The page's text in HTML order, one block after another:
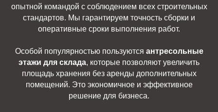
опытной командой с соблюдением всех строительных
стандартов. Мы гарантируем точность сборки и
оперативные сроки выполнения работ.
Особой популярностью пользуются антресольные
этажи для склада, которые позволяют увеличить
площадь хранения без аренды дополнительных
помещений. Это экономичное и эффективное
решение для бизнеса.